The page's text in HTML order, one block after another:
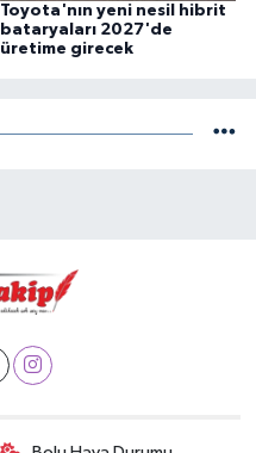
Toyota'nın yeni nesil hibrit
bataryaları 2027'de
üretime girecek